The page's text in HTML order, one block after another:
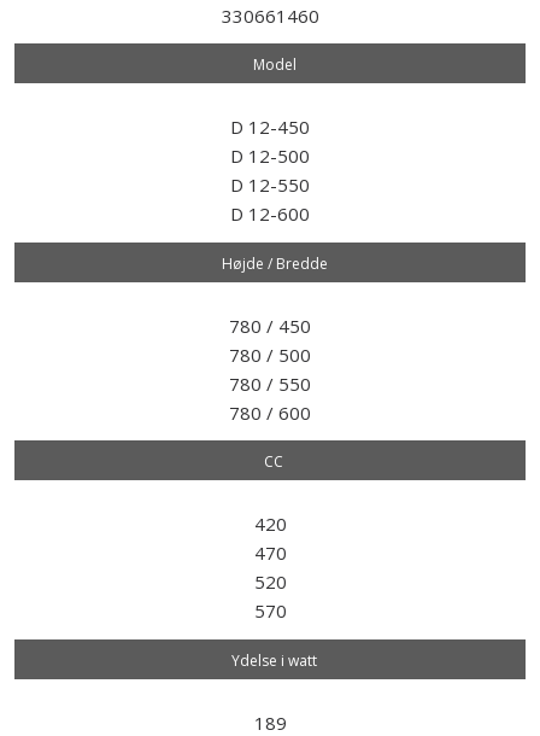
330661460
Model​
D 12-450
D 12-500
D 12-550
D 12-600
Højde / Bredde
780 / 450
780 / 500
780 / 550
780 / 600
CC
420
470
520
570
Ydelse i watt
189